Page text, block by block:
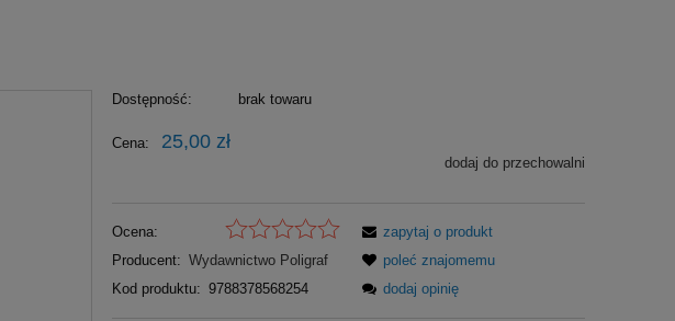
Dostępność: brak towaru
Cena: 25,00 zł
dodaj do przechowalni
Ocena:
Producent: Wydawnictwo Poligraf
Kod produktu: 9788378568254
zapytaj o produkt
poleć znajomemu
dodaj opinię